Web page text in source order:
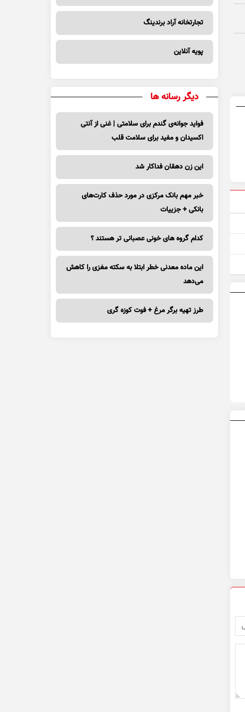
تجارتخانه آراد برندینگ
پویه آنلاین
دیگر رسانه ها
فواید جوانه‌ی گندم برای سلامتی | غنی از آنتی
اکسیدان و مفید برای سلامت قلب
این زن دهقان فداکار شد
خبر مهم بانک مرکزی در مورد حذف کارت‌های
بانکی + جزییات
کدام گروه های خونی عصبانی تر هستند ؟
این ماده معدنی خطر ابتلا به سکته مغزی را کاهش
می‌دهد
طرز تهیه برگر مرغ + فوت کوزه گری